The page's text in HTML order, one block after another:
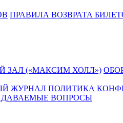
ПРАВИЛА ВОЗВРАТА
ЗАЛ («МАКСИМ ХОЛЛ»)
ЖУРНАЛ ПОЛИТИКА
ВОПРОСЫ